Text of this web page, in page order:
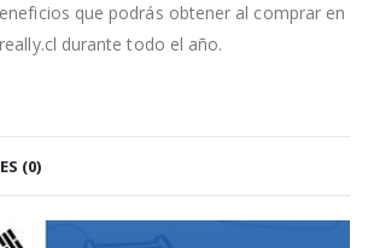
que podrás obtener al comprar en
durante todo el año.
(0)